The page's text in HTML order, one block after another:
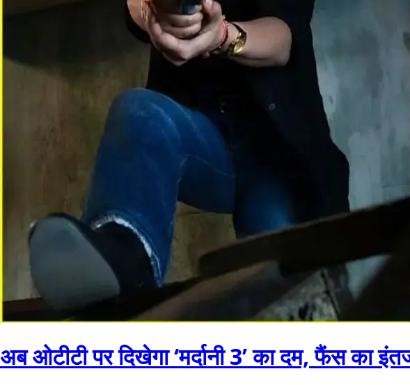
अब ओटीटी पर दिखेगा ‘मर्दानी 3’ का दम, फैंस का